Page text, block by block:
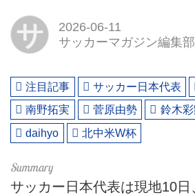
サ
2026-06-11
サッカーマガジン編集部
注目記事 サッカー日本代表
南野拓実
菅原由勢 鈴木
daihyo
北中米W杯
サッカー日本代表は現地10